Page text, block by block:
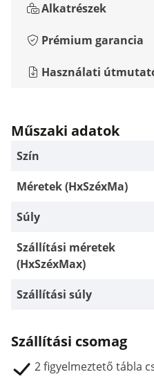
Alkatrészek
Prémium garancia
Használati
Műszaki adatok
Szín
Méretek (HxSzéxMa)
Súly
Szállítási méretek
(HxSzéxMax)
Szállítási súly
Szállítási csomag
2 figyelmeztető tábla